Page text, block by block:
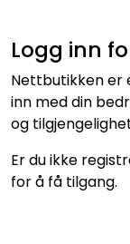
Logg inn
Nettbutikken er
inn med din
og
Er du ikke
for å få tilgang.